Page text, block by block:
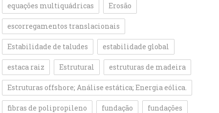
equações multiquádricas Erosão
escorregamentos translacionais
Estabilidade de taludes estabilidade global
estaca raiz Estrutural estruturas de madeira
Estruturas offshore; Análise estática; Energia eólica.
fibras de polipropileno fundação fundações